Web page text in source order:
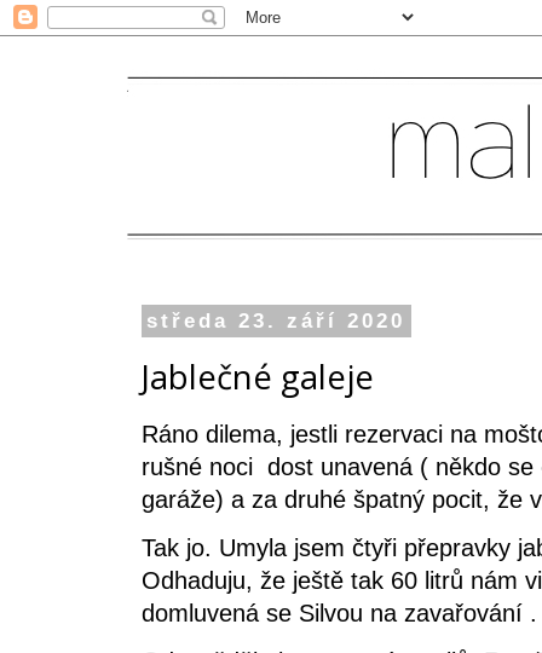
středa 23. září 2020
Jablečné galeje
Ráno dilema, jestli rezervaci na
rušné noci dost unavená ( někdo
garáže) a za druhé špatný pocit,
Tak jo. Umyla jsem čtyři přepravky
Odhaduju, že ještě tak 60 litrů nám
domluvená se Silvou na zavařování